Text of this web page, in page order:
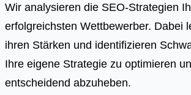
Wir analysieren die SEO-Strategien
erfolgreichsten Wettbewerber. Dabei
ihren Stärken und identifizieren
Ihre eigene Strategie zu optimieren
entscheidend abzuheben.